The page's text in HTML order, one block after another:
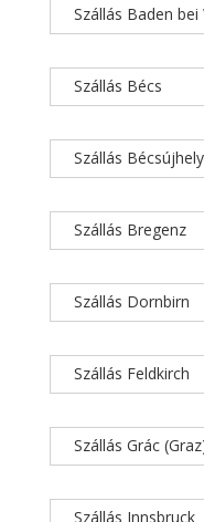
Szállás Baden bei
Szállás Bécs
Szállás
Szállás Bregenz
Szállás Dornbirn
Szállás Feldkirch
Szállás Grác
Szállás Innsbruck